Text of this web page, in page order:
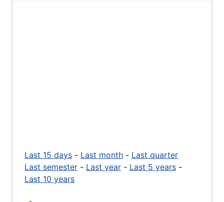
Last 15 days - Last month - Last quarter
Last semester - Last year - Last 5 years -
Last 10 years